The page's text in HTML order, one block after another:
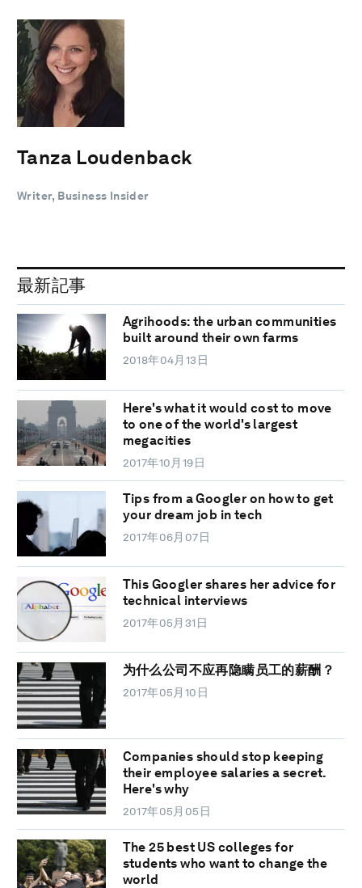
Tanza Loudenback
Writer, Business Insider
最新記事
Agrihoods: the urban communities
built around their own farms
2018年04月13日
Here's what it would cost to move
to one of the world's largest
megacities
2017年10月19日
Tips from a Googler on how to get
your dream job in tech
2017年06月07日
This Googler shares her advice for
technical interviews
2017年05月31日
为什么公司不应再隐瞒员工的薪酬？
2017年05月10日
Companies should stop keeping
their employee salaries a secret.
Here's why
2017年05月05日
The 25 best US colleges for
students who want to change the
world